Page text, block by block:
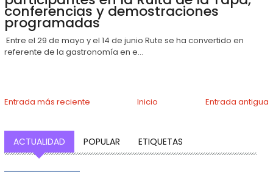
conferencias y demostraciones
programadas
Entre el 29 de mayo y el 14 de junio Rute se ha convertido en
referente de la gastronomía en e...
Entrada más reciente Entrada antigua
Inicio
ACTUALIDAD POPULAR ETIQUETAS